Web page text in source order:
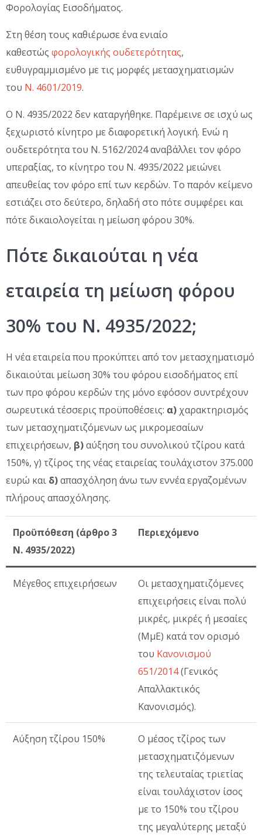
Φορολογίας Εισοδήματος.
Στη θέση τους καθιέρωσε ένα ενιαίο
καθεστώς φορολογικής ουδετερότητας,
ευθυγραμμισμένο με τις μορφές μετασχηματισμών
του Ν. 4601/2019.
Ο Ν. 4935/2022 δεν καταργήθηκε. Παρέμεινε σε ισχύ ως
ξεχωριστό κίνητρο με διαφορετική λογική. Ενώ η
ουδετερότητα του Ν. 5162/2024 αναβάλλει τον φόρο
υπεραξίας, το κίνητρο του Ν. 4935/2022 μειώνει
απευθείας τον φόρο επί των κερδών. Το παρόν κείμενο
εστιάζει στο δεύτερο, δηλαδή στο πότε συμφέρει και
πότε δικαιολογείται η μείωση φόρου 30%.
Πότε δικαιούται η νέα
εταιρεία τη μείωση φόρου
30% του Ν. 4935/2022;
Η νέα εταιρεία που προκύπτει από τον μετασχηματισμό
δικαιούται μείωση 30% του φόρου εισοδήματος επί
των προ φόρου κερδών της μόνο εφόσον συντρέχουν
σωρευτικά τέσσερις προϋποθέσεις: α) χαρακτηρισμός
των μετασχηματιζόμενων ως μικρομεσαίων
επιχειρήσεων, β)αύξηση του συνολικού τζίρου κατά
150%, γ) τζίρος της νέας εταιρείας τουλάχιστον 375.000
ευρώ και δ)απασχόληση άνω των εννέα εργαζομένων
πλήρους απασχόλησης.
Προϋπόθεση (άρθρο 3
Ν. 4935/2022)
Περιεχόμενο
Μέγεθος επιχειρήσεων
Οι μετασχηματιζόμενες
επιχειρήσεις είναι πολύ
μικρές, μικρές ή μεσαίες
(ΜμΕ) κατά τον ορισμό
του Κανονισμού
651/2014(Γενικός
Απαλλακτικός
Κανονισμός).
Αύξηση τζίρου 150%
Ο μέσος τζίρος των
μετασχηματιζόμενων
της τελευταίας τριετίας
είναι τουλάχιστον ίσος
με το 150% του τζίρου
της μεγαλύτερης μεταξύ